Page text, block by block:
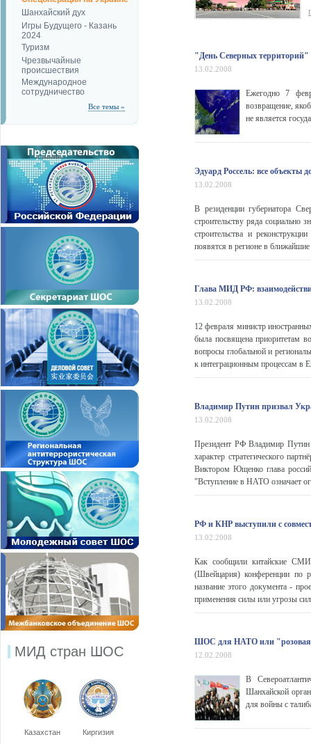
Шанхайский дух
Игры Будущего - Казань
2024
Туризм
Чрезвычайные
происшествия
Международное
сотрудничество
Все темы »
МИД стран ШОС
Казахстан Киргизия
"День Северных
13.02.2008
Ежегодно 7
возвращение,
не является
Эдуард Россель: все
13.02.2008
В резиденции губернатора
строительству ряда социально
строительства и
появятся в регионе в
Глава МИД РФ:
13.02.2008
12 февраля министр
была посвящена приоритетам
вопросы глобальной и
к интеграционным процессам в
Владимир Путин призвал
13.02.2008
Президент РФ Владимир Путин
характер стратегического
Виктором Ющенко глава
"Вступление в НАТО означает
РФ и КНР выступили с
13.02.2008
Как сообщили китайские
(Швейцария) конференции по
название этого документа -
применения силы или угрозы
ШОС для НАТО или "розовая
12.02.2008
В
Шанхайской
для войны с